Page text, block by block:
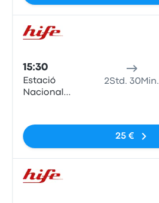
15:30
Estació
Nacional
2Std. 30Min.
25 €